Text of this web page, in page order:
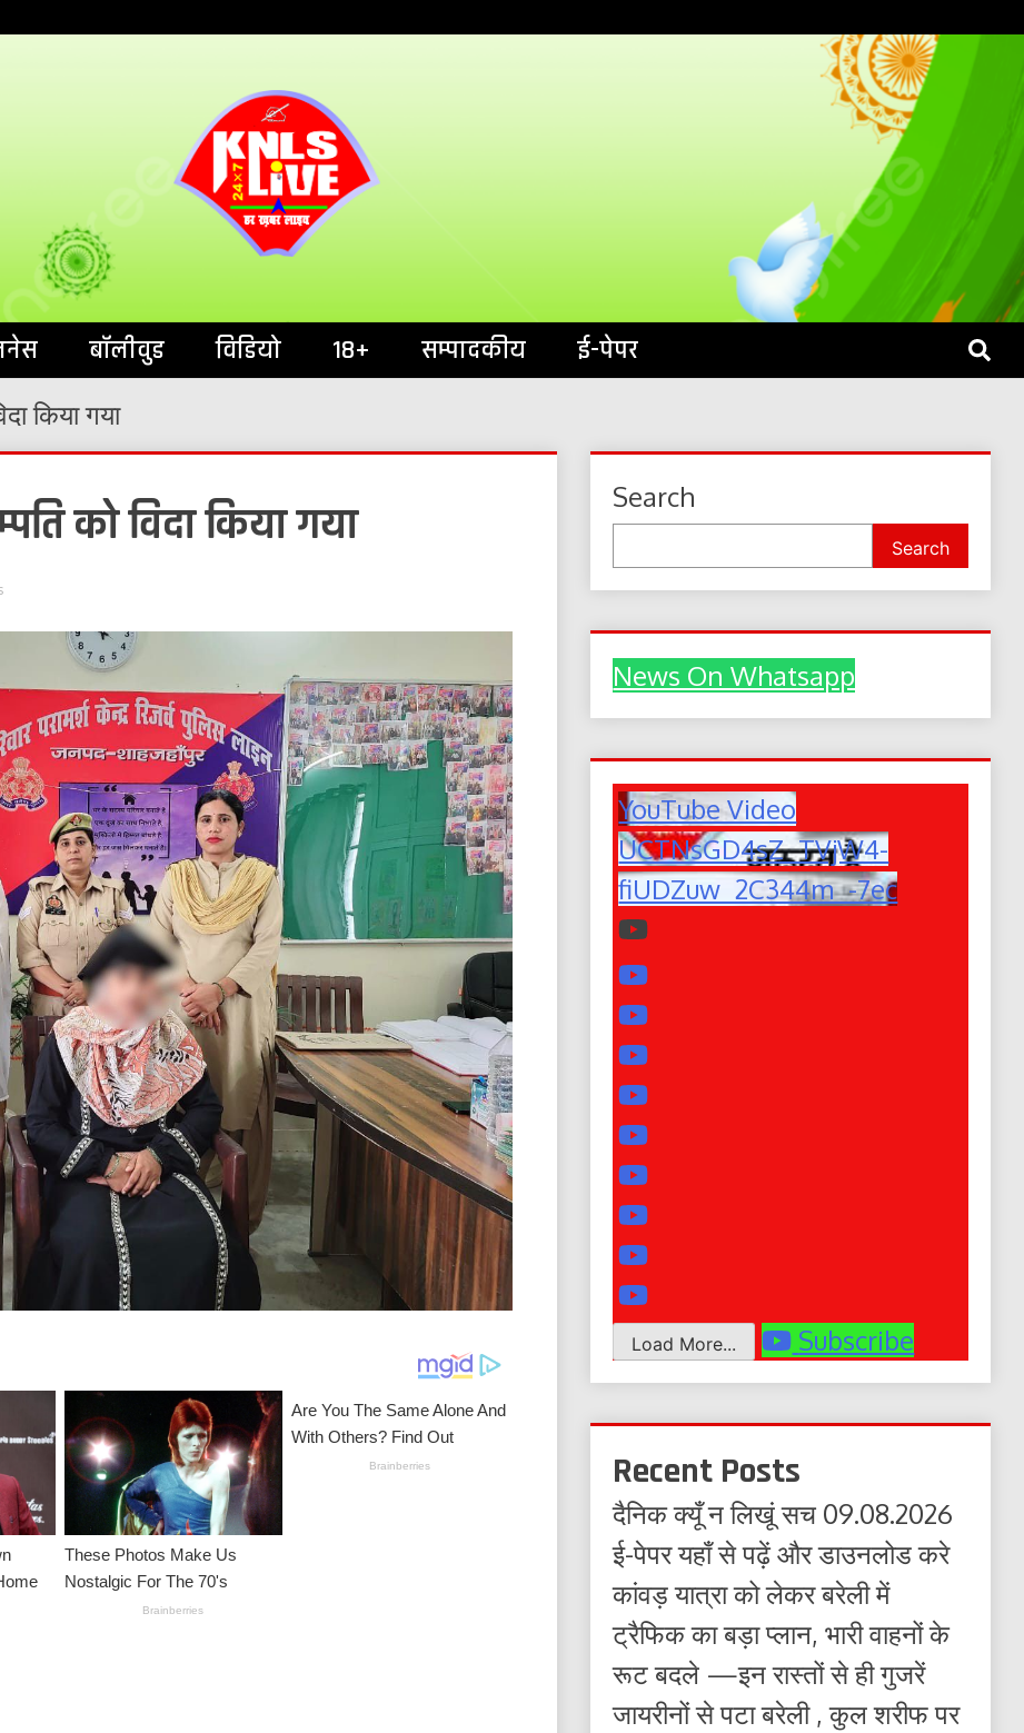
KNLS LIVE
बॉलीवुड विडियो 18+ सम्पादकीय ई-पेपर
किया गया
को विदा किया गया
Search
Search
News On Whatsapp
YouTube Video
UCTNsGD4sZ_TVjW4-
fiUDZuw_2C344m_-7ec
Load More... Subscribe
Recent Posts
दैनिक क्यूँ न लिखूं सच 09.08.2026
ई-पेपर यहाँ से पढ़ें और डाउनलोड करे
कांवड़ यात्रा को लेकर बरेली में
ट्रैफिक का बड़ा प्लान, भारी वाहनों के
रूट बदले —इन रास्तों से ही गुजरें
जायरीनों से पटा बरेली , कुल शरीफ पर